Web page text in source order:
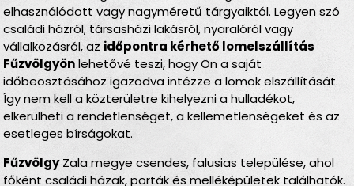
elhasználódott vagy nagyméretű tárgyaiktól. Legyen szó
családi házról, társasházi lakásról, nyaralóról vagy
vállalkozásról, az időpontra kérhető lomelszállítás
Fűzvölgyönlehetővé teszi, hogy Ön a saját
időbeosztásához igazodva intézze a lomok elszállítását.
Így nem kell a közterületre kihelyezni a hulladékot,
elkerülheti a rendetlenséget, a kellemetlenségeket és az
esetleges bírságokat.
FűzvölgyZala megye csendes, falusias települése, ahol
főként családi házak, porták és melléképületek találhatók.